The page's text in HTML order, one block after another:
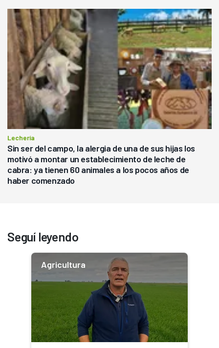
Lechería
Sin ser del campo, la alergia de una de sus hijas los
motivó a montar un establecimiento de leche de
cabra: ya tienen 60 animales a los pocos años de
haber comenzado
Seguí leyendo
Agricultura